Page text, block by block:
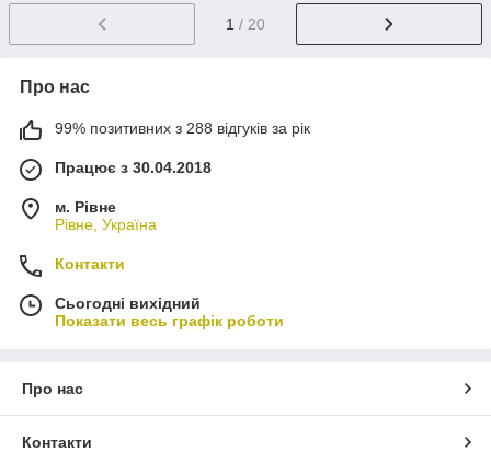
1 / 20
Про нас
99% позитивних з 288 відгуків за рік
Працює з 30.04.2018
м. Рівне
Рівне, Україна
Контакти
Сьогодні вихідний
Показати весь графік роботи
Про нас
Контакти